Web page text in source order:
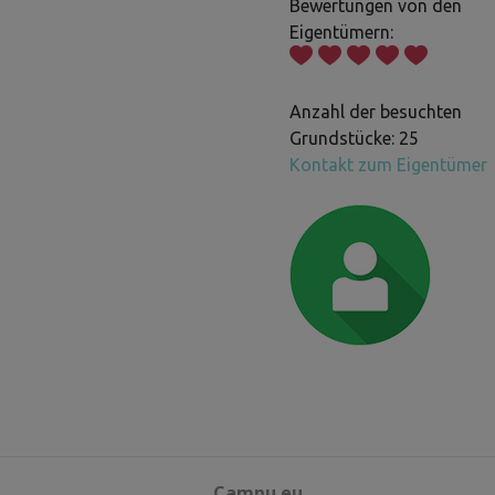
Bewertungen von den
Eigentümern:
Anzahl der besuchten
Grundstücke: 25
Kontakt zum Eigentümer